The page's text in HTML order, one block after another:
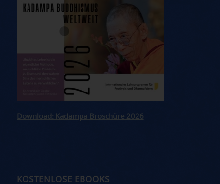
Download: Kadampa Broschüre 2026
KOSTENLOSE EBOOKS